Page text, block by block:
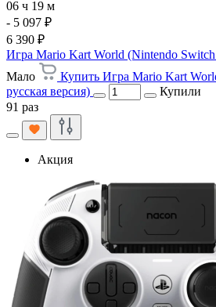
06 ч 19 м
- 5 097 ₽
6 390 ₽
Игра Mario Kart World (Nintendo Switch
Мало
Купить Игра Mario Kart
русская версия)
Купили
91 раз
Акция